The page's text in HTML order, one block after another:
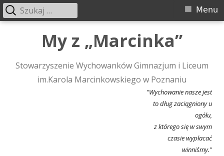
My z „Marcinka”
Stowarzyszenie Wychowanków Gimnazjum i Liceum
im.Karola Marcinkowskiego w Poznaniu
"Wychowanie nasze jest
to dług zaciągniony u
ogółu,
z którego się w swym
czasie wypłacać
winniśmy."
Menu
główne
Menu
Szukaj: